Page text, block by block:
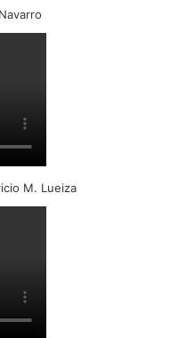
M. Lueiza